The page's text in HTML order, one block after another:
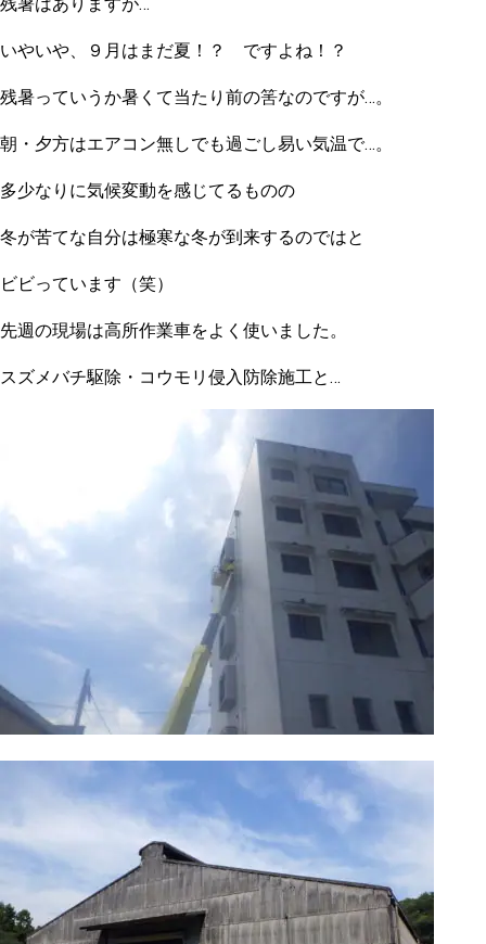
いやいや、９月はまだ夏！？ ですよね！？
残暑っていうか暑くて当たり前の筈なのですが…。
朝・夕方はエアコン無しでも過ごし易い気温で…。
多少なりに気候変動を感じてるものの
冬が苦てな自分は極寒な冬が到来するのではと
ビビっています（笑）
先週の現場は高所作業車をよく使いました。
スズメバチ駆除・コウモリ侵入防除施工と…